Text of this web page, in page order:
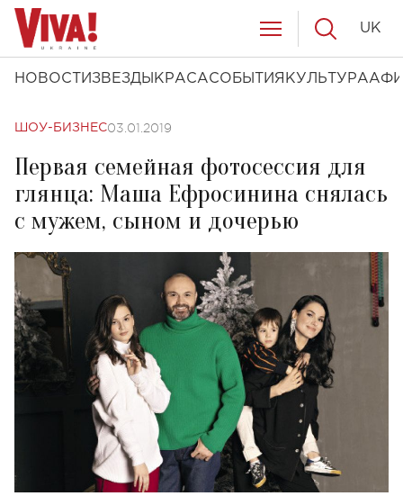
НОВОСТИ ЗВЕЗДЫ КРАСАСОБЫТИЯ КУЛЬТУРА
UK
ШОУ-БИЗНЕС03.01.2019
Первая семейная фотосессия для
глянца: Маша Ефросинина снялась
с мужем, сыном и дочерью